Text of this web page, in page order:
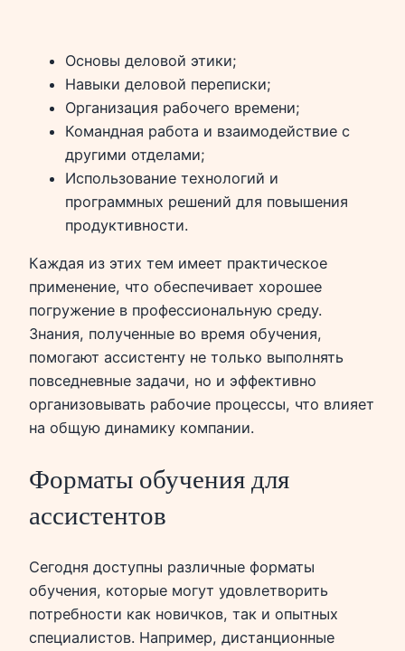
Основы деловой этики;
Навыки деловой переписки;
Организация рабочего времени;
Командная работа и взаимодействие с
другими отделами;
Использование технологий и
программных решений для повышения
продуктивности.
Каждая из этих тем имеет практическое
применение, что обеспечивает хорошее
погружение в профессиональную среду.
Знания, полученные во время обучения,
помогают ассистенту не только выполнять
повседневные задачи, но и эффективно
организовывать рабочие процессы, что влияет
на общую динамику компании.
Форматы обучения для
ассистентов
Сегодня доступны различные форматы
обучения, которые могут удовлетворить
потребности как новичков, так и опытных
специалистов. Например, дистанционные